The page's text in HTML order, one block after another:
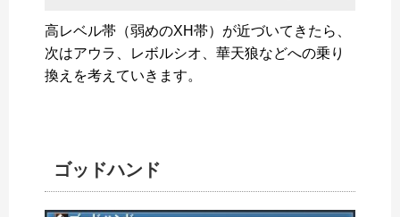
高レベル帯（弱めのXH帯）が近づいてきたら、
次はアウラ、レボルシオ、華天狼などへの乗り
換えを考えていきます。
ゴッドハンド